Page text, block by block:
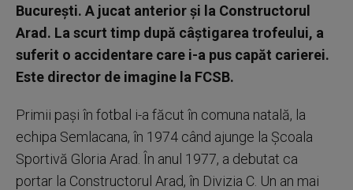
București. A jucat anterior și la Constructorul
Arad. La scurt timp după câștigarea trofeului, a
suferit o accidentare care i-a pus capăt carierei.
Este director de imagine la FCSB.
Primii pași în fotbal i-a făcut în comuna natală, la
echipa Semlacana, în 1974 când ajunge la Școala
Sportivă Gloria Arad. În anul 1977, a debutat ca
portar la Constructorul Arad, în Divizia C. Un an mai